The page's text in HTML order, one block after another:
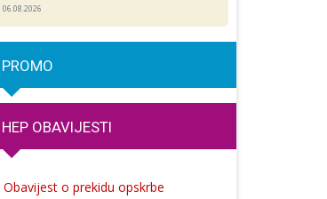
06.08.2026
PROMO
HEP OBAVIJESTI
Obavijest o prekidu opskrbe